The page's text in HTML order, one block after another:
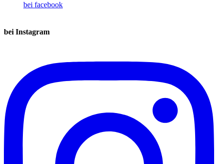
bei facebook
bei Instagram